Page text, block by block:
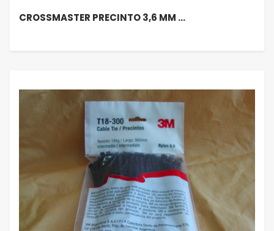
CROSSMASTER PRECINTO 3,6 MM …